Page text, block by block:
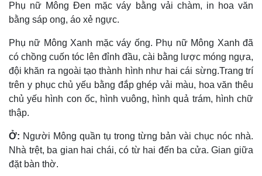
Phụ nữ Mông Ðen mặc váy bằng vải chàm, in hoa văn
bằng sáp ong, áo xẻ ngực.
Phụ nữ Mông Xanh mặc váy ống. Phụ nữ Mông Xanh đã
có chồng cuốn tóc lên đỉnh đầu, cài bằng lược móng ngựa,
đội khăn ra ngoài tạo thành hình như hai cái sừng.Trang trí
trên y phục chủ yếu bằng đắp ghép vải màu, hoa văn thêu
chủ yếu hình con ốc, hình vuông, hình quả trám, hình chữ
thập.
Ở: Người Mông quần tụ trong từng bản vài chục nóc nhà.
Nhà trệt, ba gian hai chái, có từ hai đến ba cửa. Gian giữa
đặt bàn thờ.